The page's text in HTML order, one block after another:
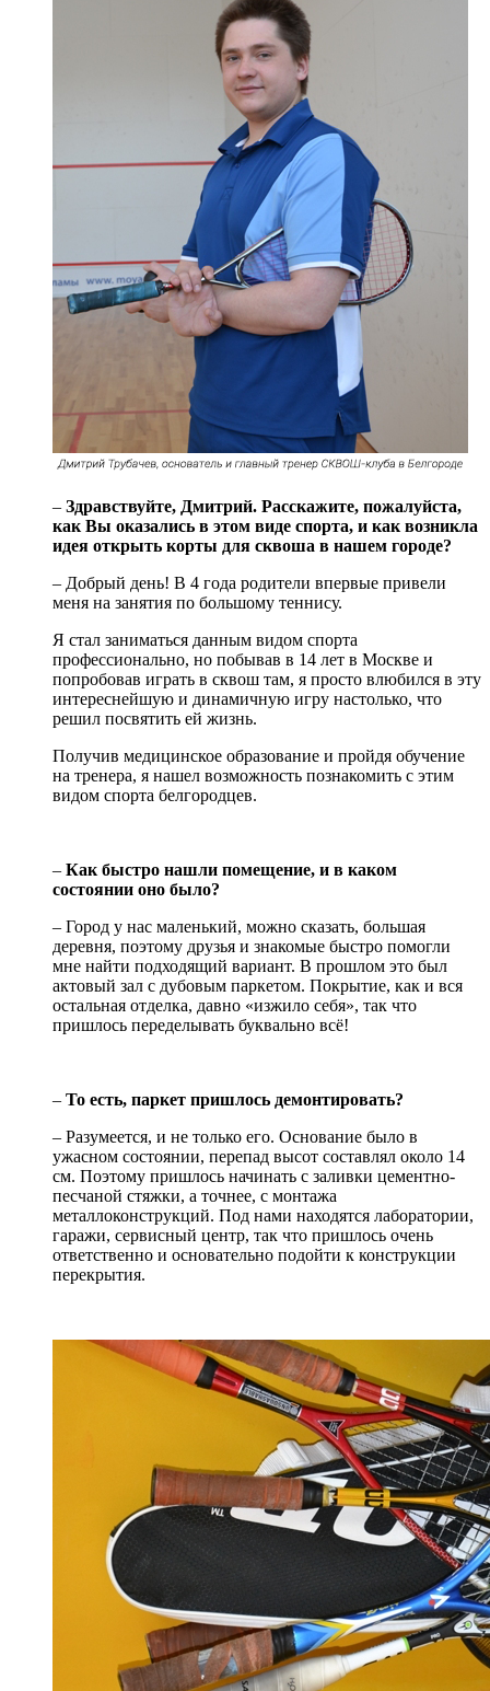
– Здравствуйте, Дмитрий. Расскажите, пожалуйста,
как Вы оказались в этом виде спорта, и как возникла
идея открыть корты для сквоша в нашем городе?
– Добрый день! В 4 года родители впервые привели
меня на занятия по большому теннису.
Я стал заниматься данным видом спорта
профессионально, но побывав в 14 лет в Москве и
попробовав играть в сквош там, я просто влюбился в эту
интереснейшую и динамичную игру настолько, что
решил посвятить ей жизнь.
Получив медицинское образование и пройдя обучение
на тренера, я нашел возможность познакомить с этим
видом спорта белгородцев.
– Как быстро нашли помещение, и в каком
состоянии оно было?
– Город у нас маленький, можно сказать, большая
деревня, поэтому друзья и знакомые быстро помогли
мне найти подходящий вариант. В прошлом это был
актовый зал с дубовым паркетом. Покрытие, как и вся
остальная отделка, давно «изжило себя», так что
пришлось переделывать буквально всё!
– То есть, паркет пришлось демонтировать?
– Разумеется, и не только его. Основание было в
ужасном состоянии, перепад высот составлял около 14
см. Поэтому пришлось начинать с заливки цементно-
песчаной стяжки, а точнее, с монтажа
металлоконструкций. Под нами находятся лаборатории,
гаражи, сервисный центр, так что пришлось очень
ответственно и основательно подойти к конструкции
перекрытия.